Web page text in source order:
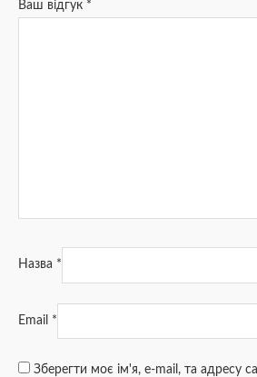
Ваш відгук *
Назва *
Email *
Зберегти моє ім'я, e-mail, та адресу